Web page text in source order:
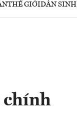
THẾ GIỚIDÂN SINH
chính